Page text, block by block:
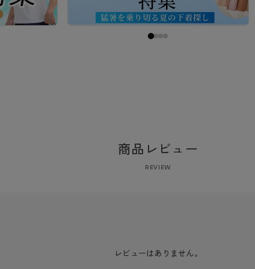
商品レビュー
REVIEW
レビューはありません。